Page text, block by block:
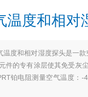
温度和相对
温度和相对湿度探头是一
件的专有涂层使其免受灰
铂电阻测量空气温度：-